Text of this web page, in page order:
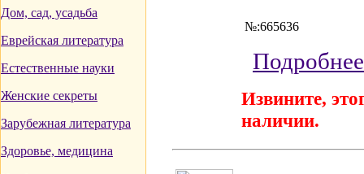
Дом, сад, усадьба
Еврейская литература
Естественные науки
Женские секреты
Зарубежная литература
Здоровье, медицина
№:665636
Извините,
наличии.